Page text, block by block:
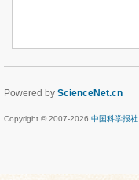
Powered by ScienceNet.cn
Copyright © 2007-2026 中国科学报社